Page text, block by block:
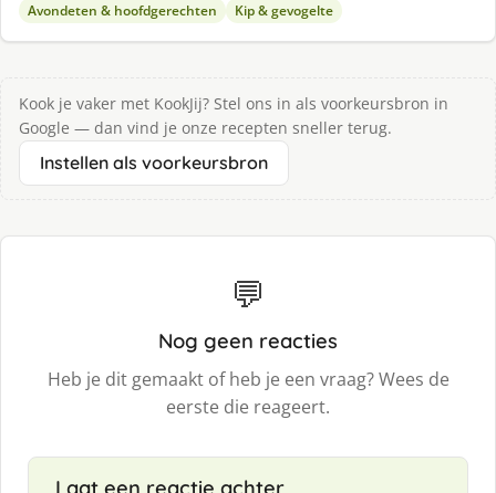
Avondeten & hoofdgerechten Kip & gevogelte
Kook je vaker met KookJij? Stel ons in als voorkeursbron in
Google — dan vind je onze recepten sneller terug.
Instellen als voorkeursbron
💬
Nog geen reacties
Heb je dit gemaakt of heb je een vraag? Wees de
eerste die reageert.